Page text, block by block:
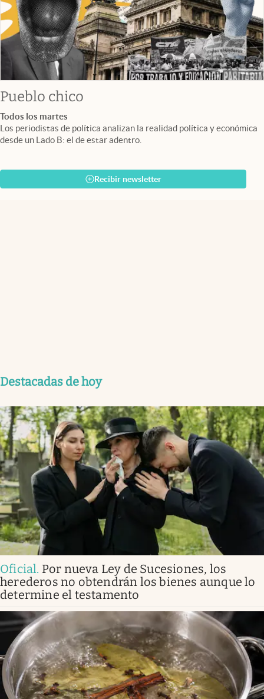
Pueblo chico
Todos los martes
Los periodistas de política analizan la realidad política y económica
desde un Lado B: el de estar adentro.
Recibir newsletter
Destacadas de hoy
Oficial. Por nueva Ley de Sucesiones, los
herederos no obtendrán los bienes aunque lo
determine el testamento